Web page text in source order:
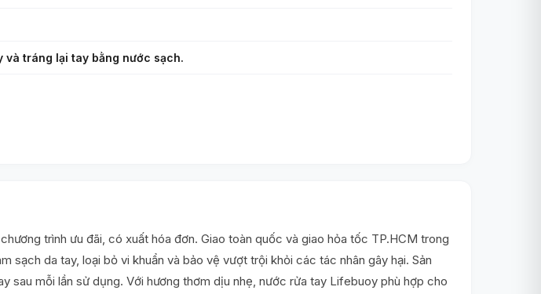
tráng lại tay bằng nước sạch.
trình ưu đãi, có xuất hóa đơn. Giao toàn quốc và giao hỏa tốc TP.HCM trong
da tay, loại bỏ vi khuẩn và bảo vệ vượt trội khỏi các tác nhân gây hại. Sản
sau mỗi lần sử dụng. Với hương thơm dịu nhẹ, nước rửa tay Lifebuoy phù hợp cho